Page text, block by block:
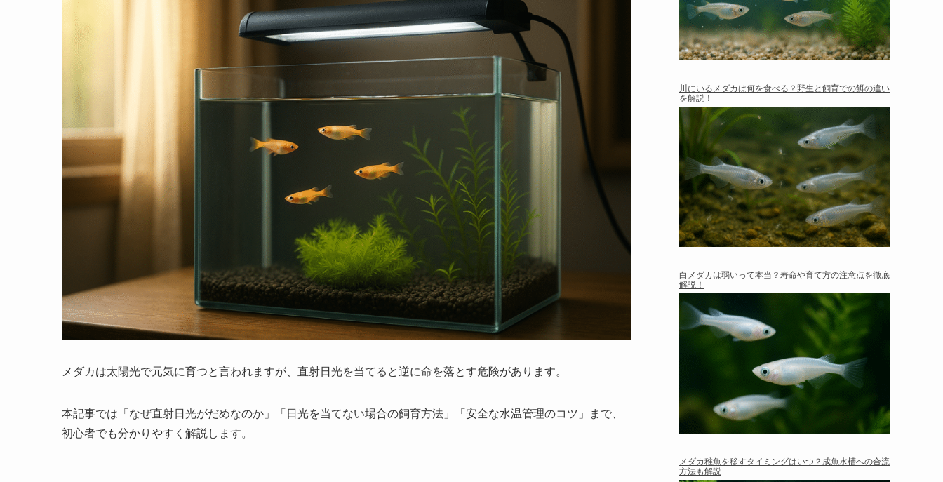
メダカは太陽光で元気に育つと言われますが、直射日光を当てると逆に命を落とす危険があります。
本記事では「なぜ直射日光がだめなのか」「日光を当てない場合の飼育方法」「安全な水温管理のコツ」まで、
初心者でも分かりやすく解説します。
川にいるメダカは何を食べる？野生と飼育での餌の違い
を解説！
白メダカは弱いって本当？寿命や育て方の注意点を徹底
解説！
メダカ稚魚を移すタイミングはいつ？成魚水槽への合流
方法も解説